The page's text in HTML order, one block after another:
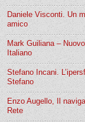
Daniele Visconti. Un
amico
Mark Guiliana –
Italiano
Stefano Incani.
Stefano
Enzo Augello, Il
Rete